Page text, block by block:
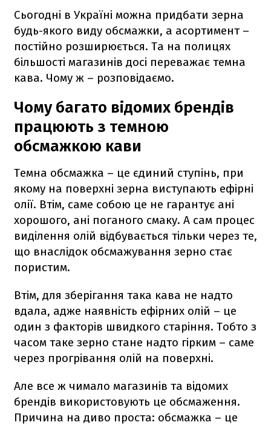
Сьогодні в Україні можна придбати зерна
будь-якого виду обсмажки, а асортимент –
постійно розширюється. Та на полицях
більшості магазинів досі переважає темна
кава. Чому ж – розповідаємо.
Чому багато відомих брендів
працюють з темною
обсмажкою кави
Темна обсмажка – це єдиний ступінь, при
якому на поверхні зерна виступають ефірні
олії. Втім, саме собою це не гарантує ані
хорошого, ані поганого смаку. А сам процес
виділення олій відбувається тільки через те,
що внаслідок обсмажування зерно стає
пористим.
Втім, для зберігання така кава не надто
вдала, адже наявність ефірних олій – це
один з факторів швидкого старіння. Тобто з
часом таке зерно стане надто гірким – саме
через прогрівання олій на поверхні.
Але все ж чимало магазинів та відомих
брендів використовують це обсмаження.
Причина на диво проста: обсмажка – це